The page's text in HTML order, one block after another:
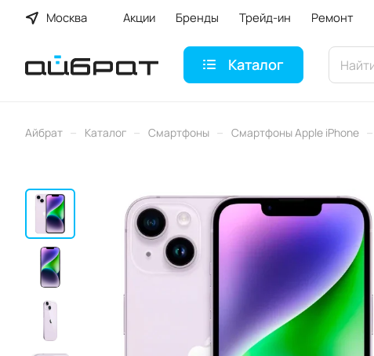
Москва Акции Бренды Трейд-ин Ремонт
Каталог
Айбрат – Каталог – Смартфоны – Смартфоны Apple iPhone –